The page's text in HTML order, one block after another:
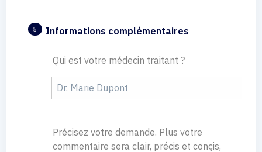
5 Informations complémentaires
Qui est votre médecin traitant ?
Précisez votre demande. Plus votre
commentaire sera clair, précis et conçis,